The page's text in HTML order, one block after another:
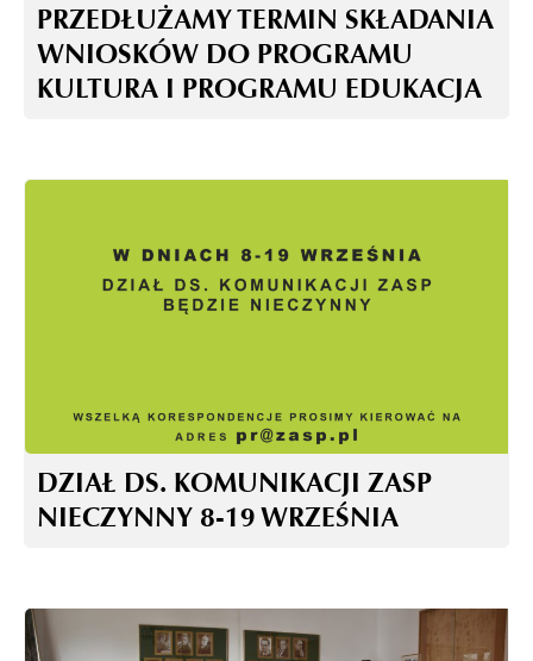
PRZEDŁUŻAMY TERMIN SKŁADANIA
WNIOSKÓW DO PROGRAMU
KULTURA I PROGRAMU EDUKACJA
DZIAŁ DS. KOMUNIKACJI ZASP
NIECZYNNY 8-19 WRZEŚNIA